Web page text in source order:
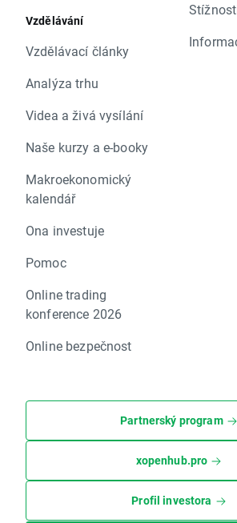
Vzdělávání
Vzdělávací články
Analýza trhu
Videa a živá vysílání
Naše kurzy a e-booky
Makroekonomický
kalendář
Ona investuje
Pomoc
Online trading
konference 2026
Online bezpečnost
Partnerský program
xopenhub.pro
Profil investora